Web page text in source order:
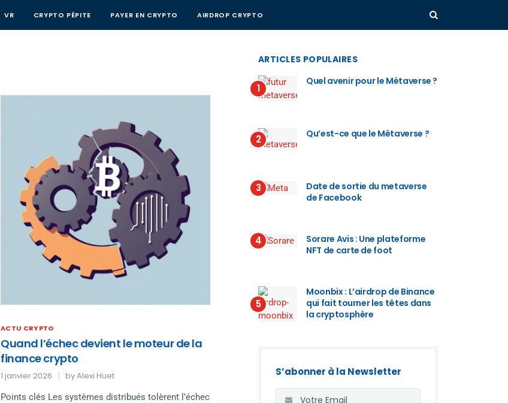
VR CRYPTO PÉPITE PAYER EN CRYPTO AIRDROP CRYPTO
ACTU CRYPTO
Quand l’échec devient le moteur de la
finance crypto
1 janvier 2026 byAlexi Huet
Points clés Les systèmes distribués tolèrent l’échec
ARTICLES POPULAIRES
1
Quel avenir pour le Métaverse ?
2 Qu’est-ce que le Métaverse ?
3
Date de sortie du metaverse
de Facebook
4
Sorare Avis : Une plateforme
NFT de carte de foot
5
Moonbix : L’airdrop de Binance
qui fait tourner les têtes dans
la cryptosphère
S’abonner à la Newsletter